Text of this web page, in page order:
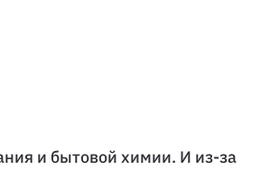
и бытовой химии. И из-за